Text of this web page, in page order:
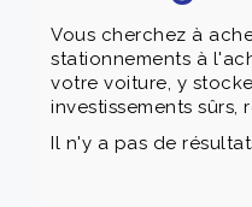
Vous cherchez à
stationnements à
votre voiture, y
investissements
Il n'y a pas de